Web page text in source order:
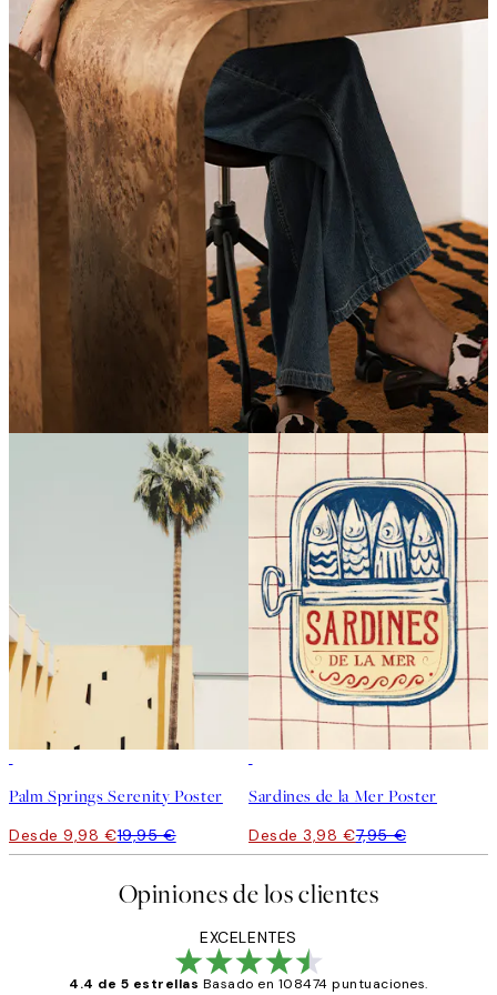
Palm Springs Serenity Poster
Desde 9,98 €19,95 €
Sardines de la Mer Poster
Desde 3,98 €7,95 €
Opiniones de los clientes
EXCELENTES
4.4 de 5 estrellas Basado en 108474 puntuaciones.